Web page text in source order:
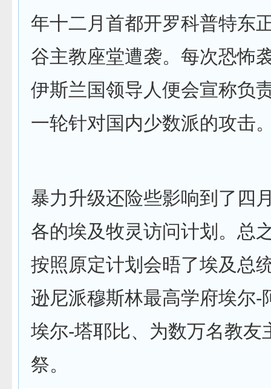
年十二月首都开罗科普特东
谷主教座堂遭袭。每次恐怖
伊斯兰国领导人便会宣称负
一轮针对国内少数派的攻击
暴力升级还险些影响到了四
各的埃及牧灵访问计划。总
按照原定计划会晤了埃及总
逊尼派穆斯林最高学府埃尔-
埃尔-塔耶比、为数万名教友
祭。